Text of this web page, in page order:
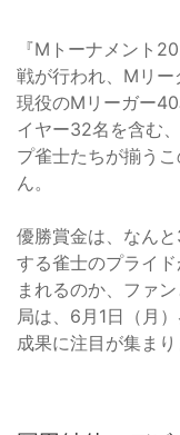
『Mトーナメント
戦が行われ、Mリー
現役のMリーガー
イヤー32名を含む
プ雀士たちが揃う
ん。
優勝賞金は、なん
する雀士のプライ
まれるのか、ファ
局は、6月1日（月
成果に注目が集まり